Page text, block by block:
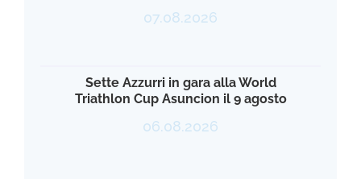
07.08.2026
Sette Azzurri in gara alla World
Triathlon Cup Asuncion il 9 agosto
06.08.2026